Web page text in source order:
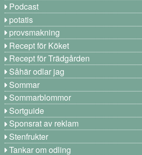
Podcast
potatis
provsmakning
Recept för Köket
Recept för Trädgården
Såhär odlar jag
Sommar
Sommarblommor
Sortguide
Sponsrat av reklam
Stenfrukter
Tankar om odling